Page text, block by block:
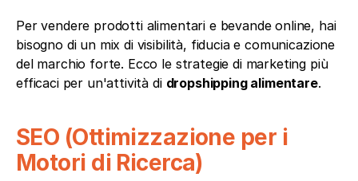
Per vendere prodotti alimentari e bevande online, hai
bisogno di un mix di visibilità, fiducia e comunicazione
del marchio forte. Ecco le strategie di marketing più
efficaci per un'attività di dropshipping alimentare.
SEO (Ottimizzazione per i
Motori di Ricerca)